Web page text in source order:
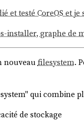
et testé CoreOS et
installer, graphe de
nouveau filesystem.
qui combine
de stockage